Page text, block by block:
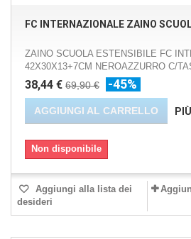
FC INTERNAZIONALE ZAINO
ZAINO SCUOLA ESTENSIBILE FC
42X30X13+7CM NEROAZZURRO C/
38,44 € 69,90 € -45%
AGGIUNGI AL CARRELLO PIÙ
Non disponibile
Aggiungi alla lista dei
desideri